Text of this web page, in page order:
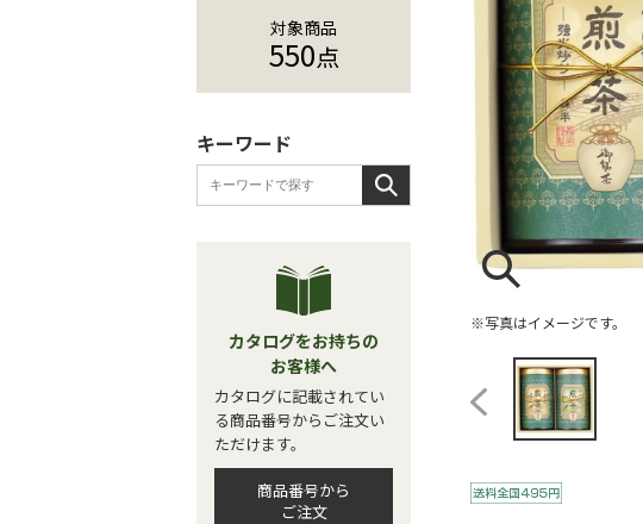
※写真はイメージです。
対象商品
550点
キーワード
カタログをお持ちの
お客様へ
カタログに記載されてい
る商品番号からご注文い
ただけます。
商品番号から
ご注文